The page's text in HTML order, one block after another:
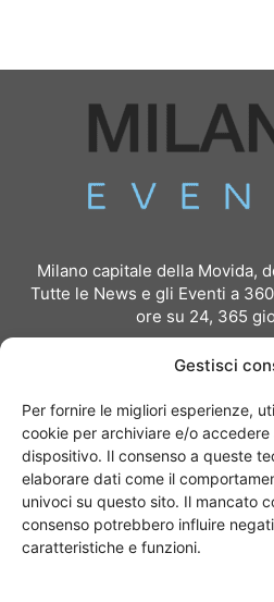
Gestisci
Per fornire le migliori esperienze,
cookie per archiviare e/o accedere
dispositivo. Il consenso a queste
elaborare dati come il
univoci su questo sito. Il mancato
consenso potrebbero influire
caratteristiche e funzioni.
Milano capitale della Movida,
Tutte le News e gli Eventi a
ore su 24, 365
Per inviare comunicati stampa:
Per richiedere